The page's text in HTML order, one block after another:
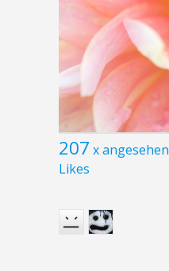
207 x angesehen
Likes